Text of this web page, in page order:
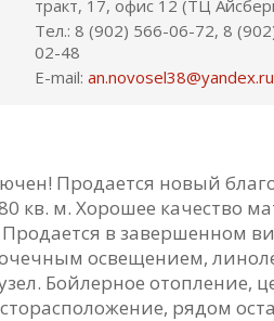
тракт, 17, офис 12 (ТЦ
Тел.: 8 (902) 566-06-72, 8
02-48
E-mail: an.novosel38@yandex.ru
Продается новый
кв. м. Хорошее качество
в завершенном
освещением,
Бойлерное отопление,
рядом